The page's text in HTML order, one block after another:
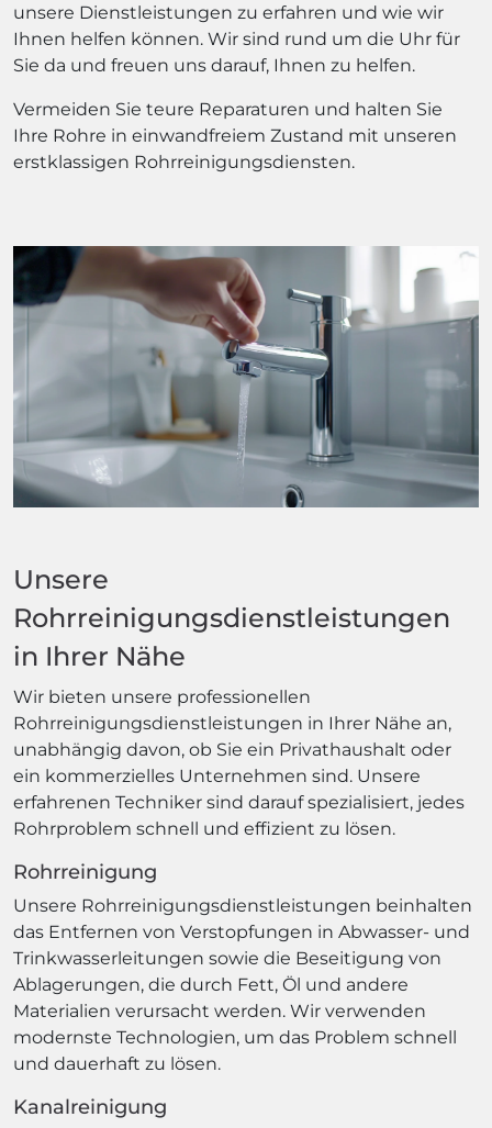
unsere Dienstleistungen zu erfahren und wie wir
Ihnen helfen können. Wir sind rund um die Uhr für
Sie da und freuen uns darauf, Ihnen zu helfen.
Vermeiden Sie teure Reparaturen und halten Sie
Ihre Rohre in einwandfreiem Zustand mit unseren
erstklassigen Rohrreinigungsdiensten.
Unsere
Rohrreinigungsdienstleistungen
in Ihrer Nähe
Wir bieten unsere professionellen
Rohrreinigungsdienstleistungen in Ihrer Nähe an,
unabhängig davon, ob Sie ein Privathaushalt oder
ein kommerzielles Unternehmen sind. Unsere
erfahrenen Techniker sind darauf spezialisiert, jedes
Rohrproblem schnell und effizient zu lösen.
Rohrreinigung
Unsere Rohrreinigungsdienstleistungen beinhalten
das Entfernen von Verstopfungen in Abwasser- und
Trinkwasserleitungen sowie die Beseitigung von
Ablagerungen, die durch Fett, Öl und andere
Materialien verursacht werden. Wir verwenden
modernste Technologien, um das Problem schnell
und dauerhaft zu lösen.
Kanalreinigung